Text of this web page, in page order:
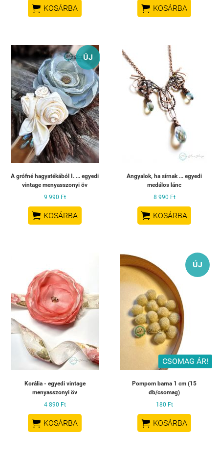
 KOSÁRBA  KOSÁRBA
ÚJ
A grófné hagyatékából I. ... egyedi
vintage menyasszonyi öv
9 990 Ft
 KOSÁRBA
Angyalok, ha sírnak ... egyedi
medálos lánc
8 990 Ft
 KOSÁRBA
Korália - egyedi vintage
menyasszonyi öv
4 890 Ft
 KOSÁRBA
ÚJ
CSOMAG ÁR!
Pompom barna 1 cm (15
db/csomag)
180 Ft
 KOSÁRBA